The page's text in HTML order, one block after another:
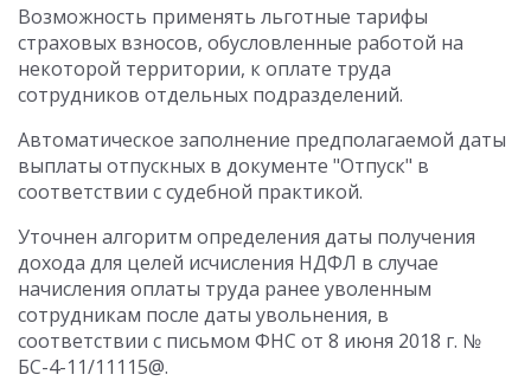
Возможность применять льготные тарифы
страховых взносов, обусловленные работой на
некоторой территории, к оплате труда
сотрудников отдельных подразделений.
Автоматическое заполнение предполагаемой даты
выплаты отпускных в документе "Отпуск" в
соответствии с судебной практикой.
Уточнен алгоритм определения даты получения
дохода для целей исчисления НДФЛ в случае
начисления оплаты труда ранее уволенным
сотрудникам после даты увольнения, в
соответствии с письмом ФНС от 8 июня 2018 г. №
БС-4-11/11115@.